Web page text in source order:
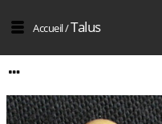
Accueil/Talus